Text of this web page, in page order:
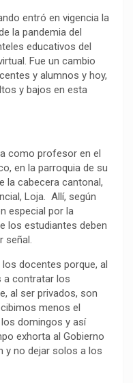
entró en vigencia la
la pandemia del
educativos del
Fue un cambio
y alumnos y hoy,
y bajos en esta
como profesor en el
en la parroquia de su
la cabecera cantonal,
Loja. Allí, según
especial por la
los estudiantes deben
señal.
docentes porque, al
a contratar los
al ser privados, son
menos el
domingos y así
exhorta al Gobierno
y no dejar solos a los